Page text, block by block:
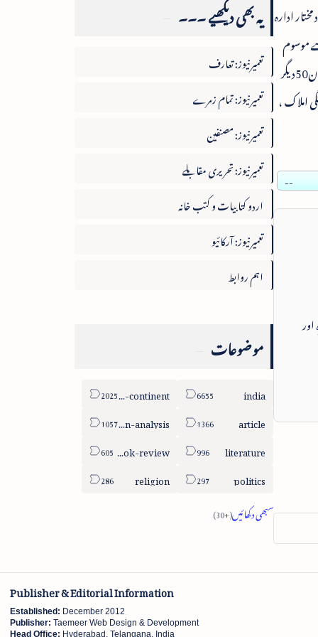
ادارہ
روم سے موسوم
کیس میں ملوث ہونے کے سبب ان کے خلاف مقدمہ کیس سماعت زیر دوراں ہے۔26سالہ سلطان پر جولائی ، اگست2013کے دوران50دیگر
املاک ،
--
یہ بھی دیکھیے ۔۔۔
تعمیرنیوز: تعارف
تعمیرنیوز: تمام زمرے
تعمیرنیوز: مصنفین
تعمیرنیوز: تحریری مقابلے
اردو کتابیات و کتب خانہ
تعمیرنیوز: آرکائیو
اہم روابط
موضوعات
india
sub-continent
article
column-analysis
literature
book-review
politics
religion
Publisher & Editorial Information
Established: December 2012
Publisher: Taemeer Web Design & Development
Head Office: Hyderabad, Telangana, India